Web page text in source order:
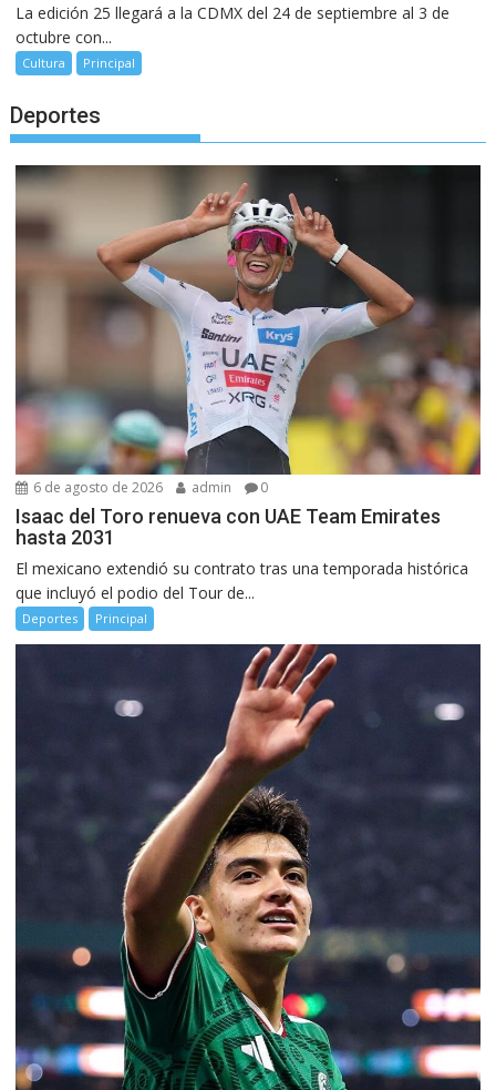
La edición 25 llegará a la CDMX del 24 de septiembre al 3 de
octubre con...
Cultura Principal
Deportes
6 de agosto de 2026 admin 0
Isaac del Toro renueva con UAE Team Emirates
hasta 2031
El mexicano extendió su contrato tras una temporada histórica
que incluyó el podio del Tour de...
Deportes Principal